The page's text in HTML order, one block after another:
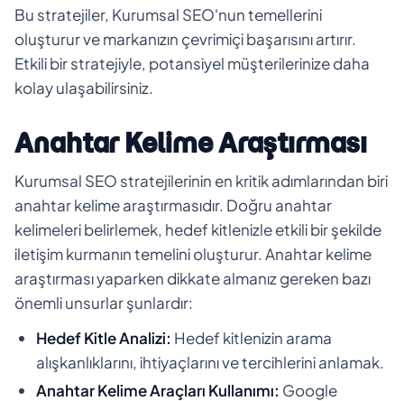
Bu stratejiler, Kurumsal SEO'nun temellerini
oluşturur ve markanızın çevrimiçi başarısını artırır.
Etkili bir stratejiyle, potansiyel müşterilerinize daha
kolay ulaşabilirsiniz.
Anahtar Kelime Araştırması
Kurumsal SEO stratejilerinin en kritik adımlarından biri
anahtar kelime araştırmasıdır. Doğru anahtar
kelimeleri belirlemek, hedef kitlenizle etkili bir şekilde
iletişim kurmanın temelini oluşturur. Anahtar kelime
araştırması yaparken dikkate almanız gereken bazı
önemli unsurlar şunlardır:
Hedef Kitle Analizi: Hedef kitlenizin arama
alışkanlıklarını, ihtiyaçlarını ve tercihlerini anlamak.
Anahtar Kelime Araçları Kullanımı: Google